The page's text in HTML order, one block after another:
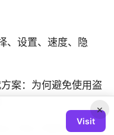
、设置、速度、隐
案：为何避免使用盗
Your Ultimate
×
Visit